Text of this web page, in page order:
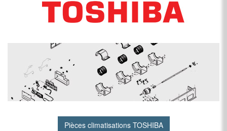
Pièces climatisations TOSHIBA